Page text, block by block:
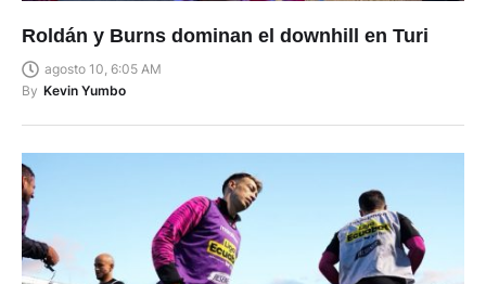
agosto 10, 6:05 AM
By Kevin Yumbo